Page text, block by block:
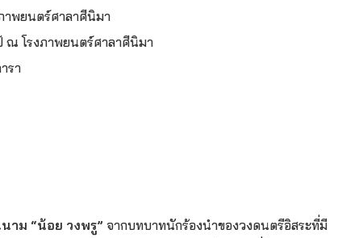
าพยนตร์ศาลาศีนิมา
ณ โรงภาพยนตร์ศาลาศีนิมา
รา
าม “น้อย วงพรู” จากบทบาทนักร้องนำของวงดนตรีอิสระที่มี